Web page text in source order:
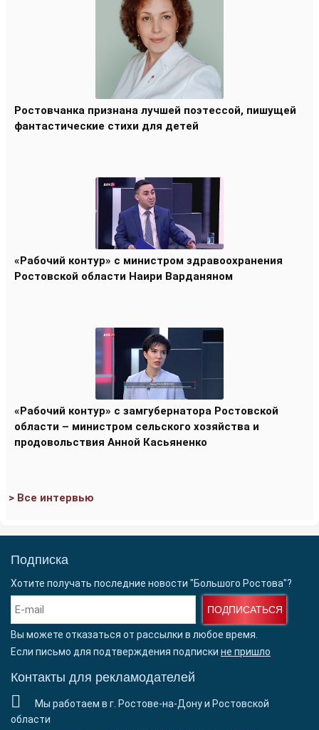
Ростовчанка признана лучшей поэтессой, пишущей
фантастические стихи для детей
«Рабочий контур» с министром здравоохранения
Ростовской области Наири Варданяном
«Рабочий контур» с замгубернатора Ростовской
области – министром сельского хозяйства и
продовольствия Анной Касьяненко
> Все интервью
Подписка
Хотите получать последние новости "Большого Ростова"?
ПОДПИСАТЬСЯ
Вы можете отказаться от рассылки в любое время.
Если письмо для подтверждения подписки не пришло
Контакты для рекламодателей
Мы работаем в г. Ростове-на-Дону и Ростовской
области